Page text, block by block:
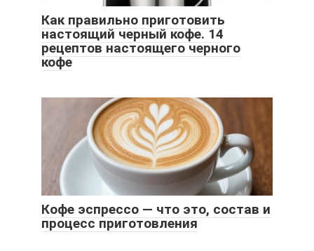
Как правильно приготовить
настоящий черный кофе. 14
рецептов настоящего черного
кофе
Кофе эспрессо — что это, состав и
процесс приготовления